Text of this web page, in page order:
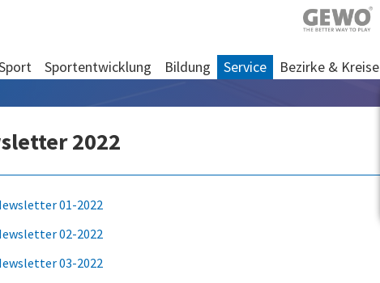
Sportentwicklung Bildung Service Bezirke & Kreise
2022
01-2022
02-2022
03-2022